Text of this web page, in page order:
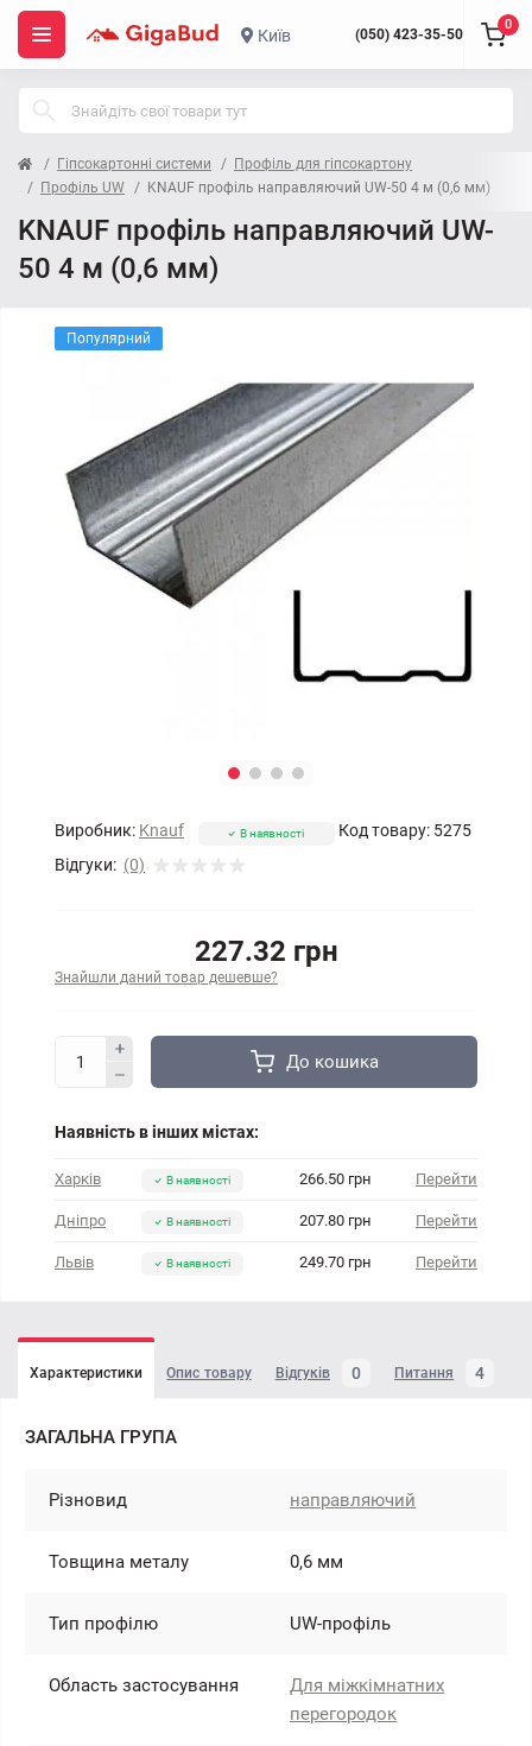
Київ (050) 423-35-50
0
Гіпсокартонні системи
Профіль для гіпсокартону
Профіль UW
KNAUF профіль направляючий UW-50 4 м (0,6 мм)
KNAUF профіль направляючий UW-
50 4 м (0,6 мм)
Популярний
Виробник: Knauf Код товару: 5275
Відгуки: (0)
В наявності
227.32 грн
Знайшли даний товар дешевше?
До кошика
Наявність в інших містах:
Харків В наявності 266.50 грн Перейти
Дніпро В наявності 207.80 грн Перейти
Львів В наявності 249.70 грн Перейти
Характеристики Опис товару Відгуків 0 Питання 4
ЗАГАЛЬНА ГРУПА
Різновид направляючий
Товщина металу 0,6 мм
Тип профілю UW-профіль
Область застосування
Для міжкімнатних
перегородок